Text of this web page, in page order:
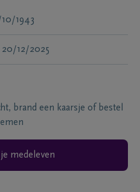
1943
20/12/2025
brand een kaarsje of bestel
medeleven